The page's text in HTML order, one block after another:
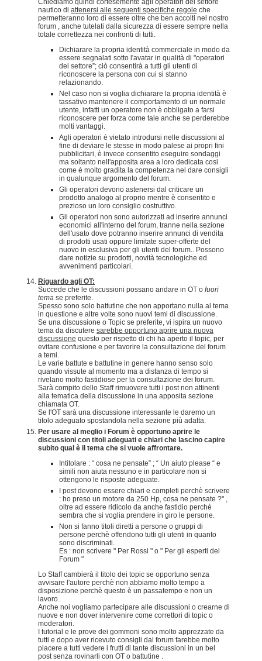
nautico di attenersi alle seguenti specifiche regole che
permetteranno loro di essere oltre che ben accolti nel nostro
forum , anche tutelati dalla sicurezza di essere sempre nella
totale correttezza nei confronti di tutti.
Dichiarare la propria identità commerciale in modo da
essere segnalati sotto l'avatar in qualità di "operatori
del settore”; ciò consentirà a tutti gli utenti di
riconoscere la persona con cui si stanno
relazionando.
Nel caso non si voglia dichiarare la propria identità è
tassativo mantenere il comportamento di un normale
utente, infatti un operatore non è obbligato a farsi
riconoscere per forza come tale anche se perderebbe
molti vantaggi.
Agli operatori è vietato introdursi nelle discussioni al
fine di deviare le stesse in modo palese ai propri fini
pubblicitari, è invece consentito eseguire sondaggi
ma soltanto nell'apposita area a loro dedicata cosi
come è molto gradita la competenza nel dare consigli
in qualunque argomento del forum.
Gli operatori devono astenersi dal criticare un
prodotto analogo al proprio mentre è consentito e
prezioso un loro consiglio costruttivo.
Gli operatori non sono autorizzati ad inserire annunci
economici all'interno del forum, tranne nella sezione
dell'usato dove potranno inserire annunci di vendita
di prodotti usati oppure limitate super-offerte del
nuovo in esclusiva per gli utenti del forum.. Possono
dare notizie su prodotti, novità tecnologiche ed
avvenimenti particolari.
Riguardo agli OT:
Succede che le discussioni possano andare in OT o fuori
tema se preferite.
Spesso sono solo battutine che non apportano nulla al tema
in questione e altre volte sono nuovi temi di discussione.
Se una discussione o Topic se preferite, vi ispira un nuovo
tema da discutere sarebbe opportuno aprire una nuova
discussione questo per rispetto di chi ha aperto il topic, per
evitare confusione e per favorire la consultazione del forum
a temi.
Le varie battute e battutine in genere hanno senso solo
quando vissute al momento ma a distanza di tempo si
rivelano molto fastidiose per la consultazione dei forum.
Sarà compito dello Staff rimuovere tutti i post non attinenti
alla tematica della discussione in una apposita sezione
chiamata OT.
Se l'OT sarà una discussione interessante le daremo un
titolo adeguato spostandola nella sezione più adatta.
Per usare al meglio i Forum è opportuno aprire le
discussioni con titoli adeguati e chiari che lascino capire
subito qual è il tema che si vuole affrontare.
Intitolare : “ cosa ne pensate” ; “ Un aiuto please “ e
simili non aiuta nessuno e in particolare non si
ottengono le risposte adeguate.
I post devono essere chiari e completi perchè scrivere
: ho preso un motore da 250 Hp, cosa ne pensate ?" ,
oltre ad essere ridicolo da anche fastidio perchè
sembra che si voglia prendere in giro le persone.
Non si fanno titoli diretti a persone o gruppi di
persone perchè offendono tutti gli utenti in quanto
sono discriminati.
Es : non scrivere " Per Rossi " o " Per gli esperti del
Forum "
Lo Staff cambierà il titolo dei topic se opportuno senza
avvisare l'autore perchè non abbiamo molto tempo a
disposizione perchè questo è un passatempo e non un
lavoro.
Anche noi vogliamo partecipare alle discussioni o crearne di
nuove e non dover intervenire come correttori di topic o
moderatori.
I tutorial e le prove dei gommoni sono molto apprezzate da
tutti e dopo aver ricevuto consigli dal forum farebbe molto
piacere a tutti vedere i frutti di tante discussioni in un bel
post senza rovinarli con OT o battutine .